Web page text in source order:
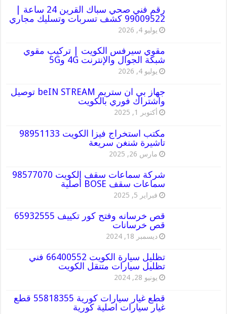
رقم فني صحي سباك القرين 24 ساعة |
99009522 كشف تسربات وتسليك مجاري
يوليو 4, 2026
مقوي سيرفس الكويت | تركيب مقوي
شبكة الجوال والإنترنت 4G و5G
يوليو 4, 2026
جهاز بي ان ستريم beIN STREAM توصيل
واشتراك فوري بالكويت
أكتوبر 1, 2025
مكتب استخراج فيزا الكويت 98951133
تاشيرة شنغن سريعة
مارس 26, 2025
شركة سماعات سقف الكويت 98577070
سماعات سقف BOSE أصلية
فبراير 5, 2025
قص خرسانه وفتح كور تكييف 65932555
قص خرسانات
ديسمبر 18, 2024
تظليل سيارة الكويت 66400552 فني
تظليل سيارات متنقل الكويت
يونيو 28, 2024
قطع غيار سيارات كورية 55818355 قطع
غيار سيارات اصلية كورية